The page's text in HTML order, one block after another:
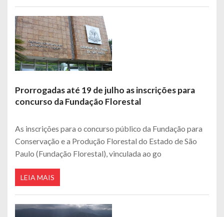
Prorrogadas até 19 de julho as inscrições para
concurso da Fundação Florestal
As inscrições para o concurso público da Fundação para
Conservação e a Produção Florestal do Estado de São
Paulo (Fundação Florestal), vinculada ao go
LEIA MAIS